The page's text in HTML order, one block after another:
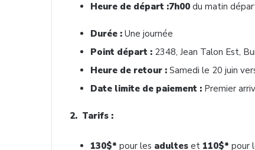
Heure de départ :7h00 du matin
Durée : Une journée
Point départ : 2348, Jean Talon Est,
Heure de retour : Samedi le 20 juin
Date limite de paiement : Premier
2. Tarifs :
130$* pour les adultes et 110$* pour